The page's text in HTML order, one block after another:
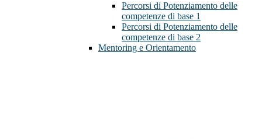
Percorsi di Potenziamento delle
competenze di base 1
Percorsi di Potenziamento delle
competenze di base 2
Mentoring e Orientamento